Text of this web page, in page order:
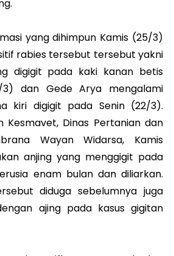
yang dihimpun Kamis (25/3)
rabies tersebut tersebut yakni
digigit pada kaki kanan betis
3) dan Gede Arya mengalami
kiri digigit pada Senin (22/3).
Kesmavet, Dinas Pertanian dan
Wayan Widarsa, Kamis
anjing yang menggigit pada
enam bulan dan diliarkan.
diduga sebelumnya juga
ajing pada kasus gigitan